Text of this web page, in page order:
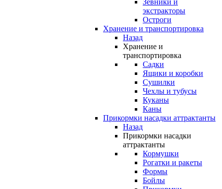
Зевники и
экстракторы
Остроги
Хранение и транспортировка
Назад
Хранение и
транспортировка
Садки
Ящики и коробки
Сушилки
Чехлы и тубусы
Куканы
Каны
Прикормки насадки аттрактанты
Назад
Прикормки насадки
аттрактанты
Кормушки
Рогатки и ракеты
Формы
Бойлы